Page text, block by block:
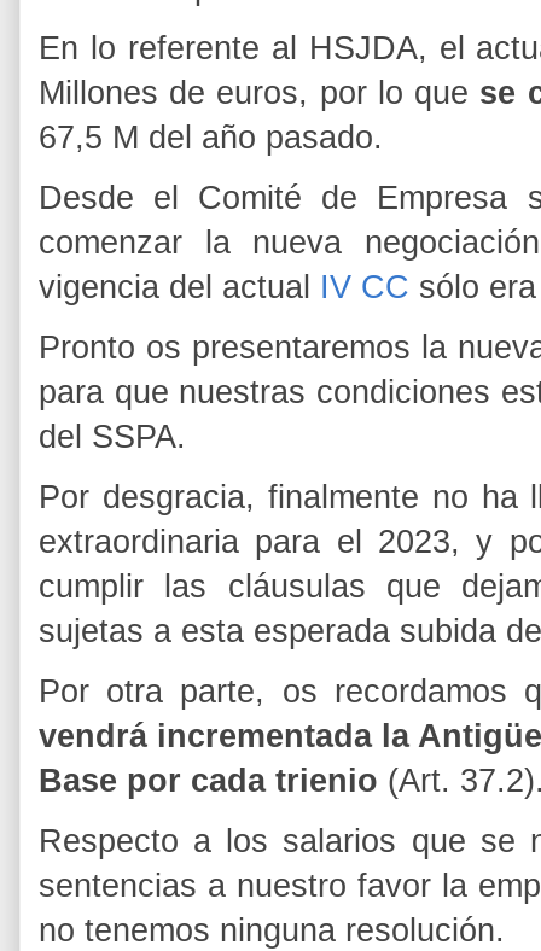
En lo referente al HSJDA, el
Millones de euros, por lo que se
67,5 M del año pasado.
Desde el Comité de Empresa
comenzar la nueva
vigencia del actual IV CC sólo
Pronto os presentaremos la
para que nuestras condiciones
del SSPA.
Por desgracia, finalmente no ha
extraordinaria para el 2023, y
cumplir las cláusulas que
sujetas a esta esperada subida
Por otra parte, os recordamos
vendrá incrementada la
Base por cada trienio (Art.
Respecto a los salarios que se
sentencias a nuestro favor la
no tenemos ninguna resolución.